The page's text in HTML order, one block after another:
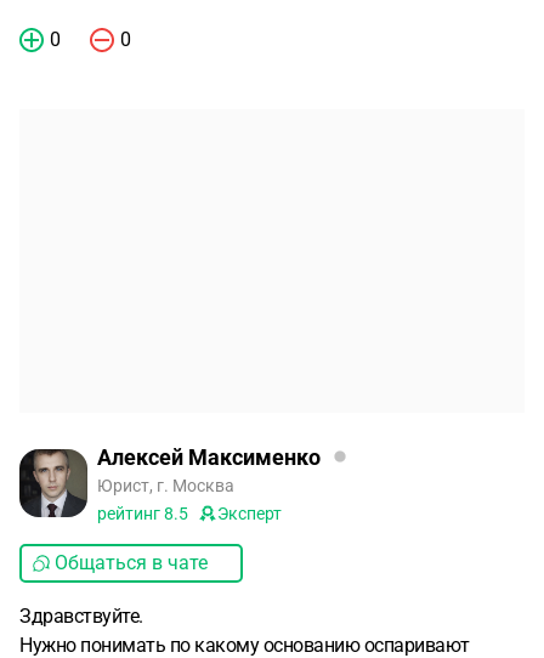
0 0
Алексей Максименко
Юрист, г. Москва
рейтинг8.5 Эксперт
Общаться в чате
Здравствуйте.
Нужно понимать по какому основанию оспаривают